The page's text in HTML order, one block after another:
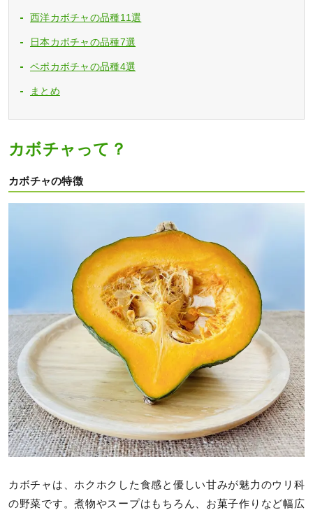
西洋カボチャの品種11選
日本カボチャの品種7選
ペポカボチャの品種4選
まとめ
カボチャって？
カボチャの特徴
カボチャは、ホクホクした食感と優しい甘みが魅力のウリ科
の野菜です。煮物やスープはもちろん、お菓子作りなど幅広